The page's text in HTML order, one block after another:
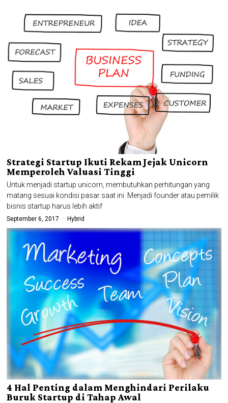
Strategi Startup Ikuti Rekam Jejak Unicorn
Memperoleh Valuasi Tinggi
Untuk menjadi startup unicorn, membutuhkan perhitungan yang
matang sesuai kondisi pasar saat ini. Menjadi founder atau pemilik
bisnis startup harus lebih aktif
September 6, 2017 Hybrid
4 Hal Penting dalam Menghindari Perilaku
Buruk Startup di Tahap Awal